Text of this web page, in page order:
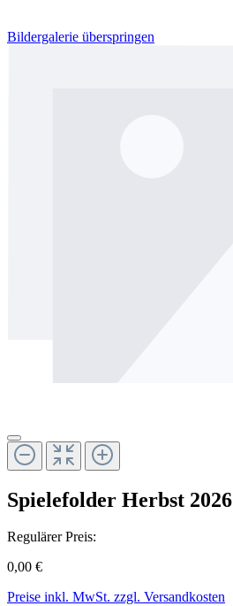
Bildergalerie überspringen
Spielefolder Herbst 2026
Regulärer Preis:
0,00 €
Preise inkl. MwSt. zzgl. Versandkosten